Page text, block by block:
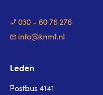
030 - 60 76 276
info@knmt.nl
Leden
Postbus 4141